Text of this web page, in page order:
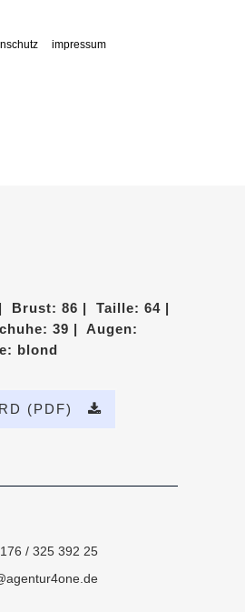
impressum
Brust: 86 | Taille: 64 |
39 | Augen:
blond
(PDF)
/ 325 392 25